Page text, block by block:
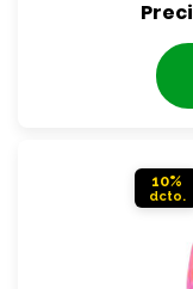
10%